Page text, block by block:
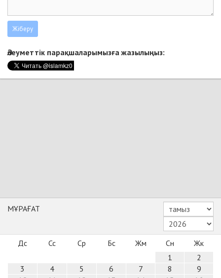
Әлеуметтік парақшаларымызға жазылыңыз:
МҰРАҒАТ
Дс Сс Ср Бс Жм Сн
Жк
1
2
3
4 5 6 7 8
9